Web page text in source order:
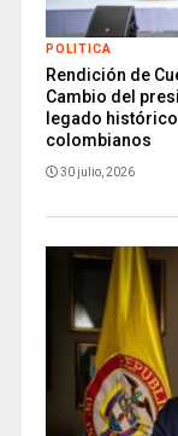
POLITICA
Rendición de
Cambio del
legado
colombianos
30 julio, 2026